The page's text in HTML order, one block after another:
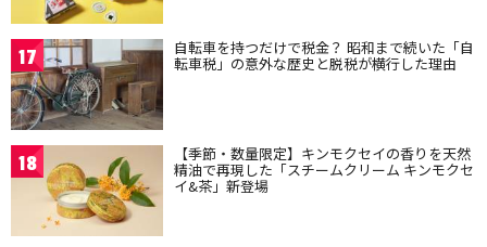
17 自転車を持つだけで税金？ 昭和まで続いた「自
転車税」の意外な歴史と脱税が横行した理由
18 【季節・数量限定】キンモクセイの香りを天然
精油で再現した「スチームクリーム キンモクセ
イ&茶」新登場